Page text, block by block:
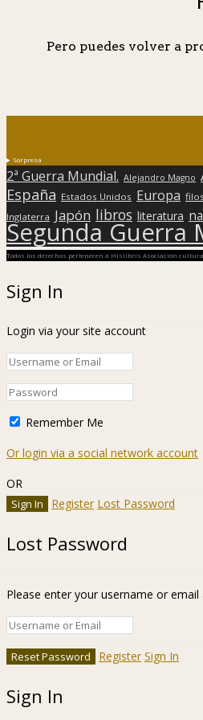
Pero puedes volver a
Sorpresa
2ª Guerra Mundial. Alejandro Magno
España Estados Unidos Europa
Inglaterra Japón libros literatura
Segunda Guerra
Todos los derechos pertenecen a Hislibris Asociación
Sign In
Login via your site account
Remember Me
Or login via a social network account
OR
Register Lost Password
Lost Password
Please enter your username or
Register Sign In
Sign In